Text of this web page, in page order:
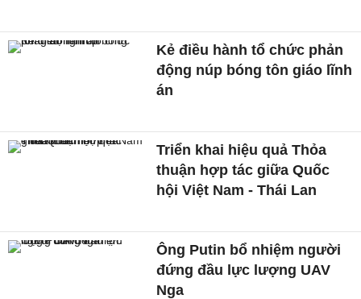
Kẻ điều hành tổ chức phản
động núp bóng tôn giáo lĩnh
án
Triển khai hiệu quả Thỏa
thuận hợp tác giữa Quốc
hội Việt Nam - Thái Lan
Ông Putin bổ nhiệm người
đứng đầu lực lượng UAV
Nga